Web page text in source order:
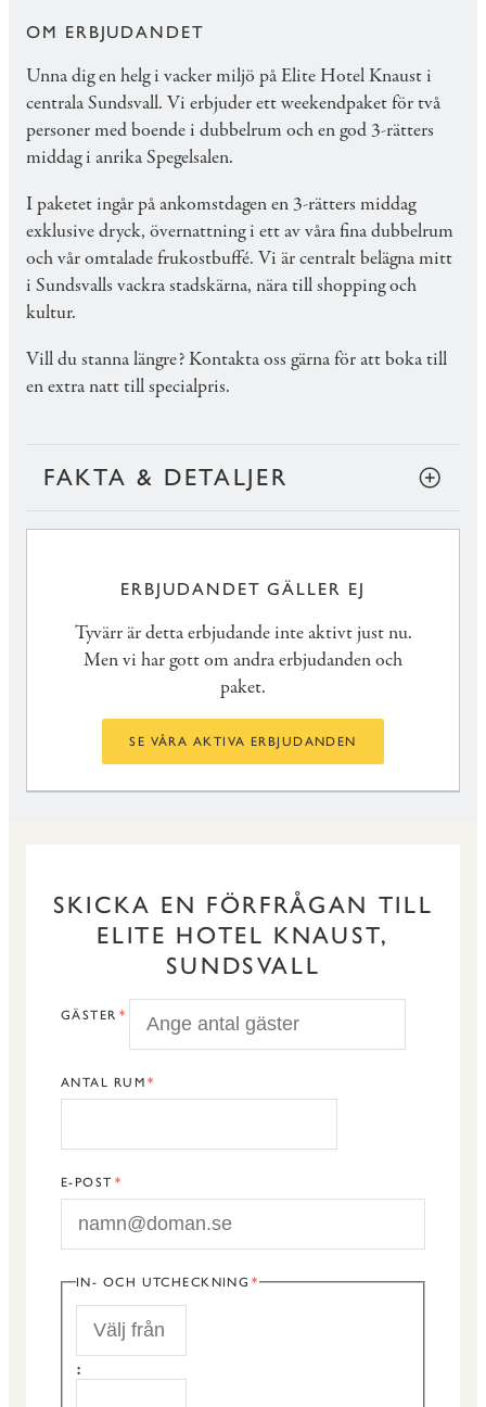
OM ERBJUDANDET
Unna dig en helg i vacker miljö på Elite Hotel Knaust i
centrala Sundsvall. Vi erbjuder ett weekendpaket för två
personer med boende i dubbelrum och en god 3-rätters
middag i anrika Spegelsalen.
I paketet ingår på ankomstdagen en 3-rätters middag
exklusive dryck, övernattning i ett av våra fina dubbelrum
och vår omtalade frukostbuffé. Vi är centralt belägna mitt
i Sundsvalls vackra stadskärna, nära till shopping och
kultur.
Vill du stanna längre? Kontakta oss gärna för att boka till
en extra natt till specialpris.
FAKTA & DETALJER
ERBJUDANDET GÄLLER EJ
Tyvärr är detta erbjudande inte aktivt just nu.
Men vi har gott om andra erbjudanden och
paket.
SE VÅRA AKTIVA ERBJUDANDEN
SKICKA EN FÖRFRÅGAN TILL
ELITE HOTEL KNAUST,
SUNDSVALL
GÄSTER
ANTAL RUM
E-POST
IN- OCH UTCHECKNING
START
: